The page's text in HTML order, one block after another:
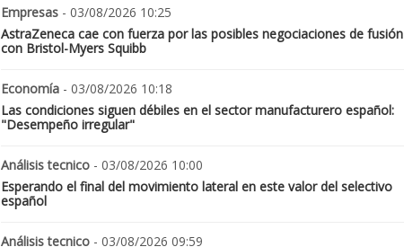
Empresas - 03/08/2026 10:25
AstraZeneca cae con fuerza por las posibles negociaciones de fusión
con Bristol-Myers Squibb
Economía - 03/08/2026 10:18
Las condiciones siguen débiles en el sector manufacturero español:
"Desempeño irregular"
Análisis tecnico - 03/08/2026 10:00
Esperando el final del movimiento lateral en este valor del selectivo
español
Análisis tecnico - 03/08/2026 09:59